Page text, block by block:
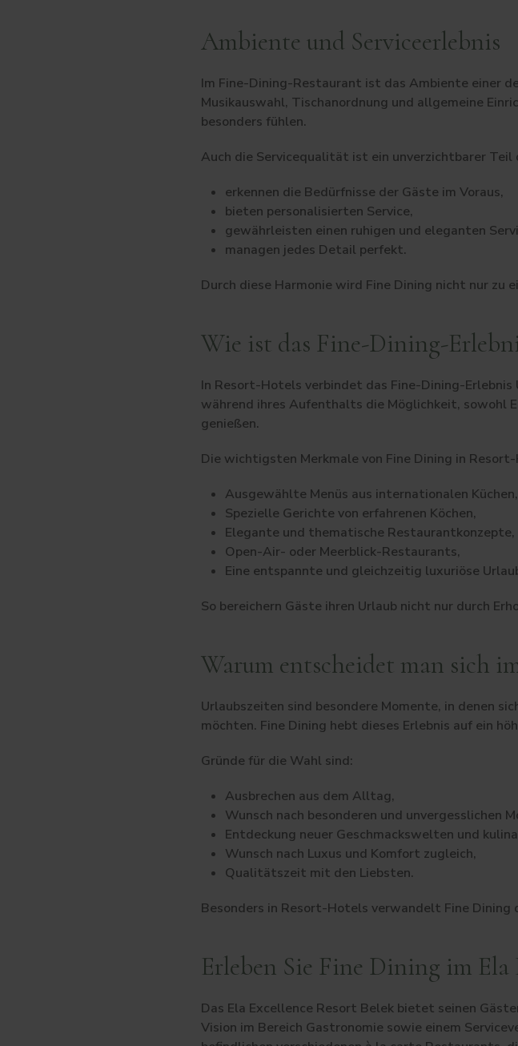
Ambiente und Serviceerlebnis
Im Fine-Dining-Restaurant ist das Ambiente einer
Musikauswahl, Tischanordnung und allgemeine
besonders fühlen.
Auch die Servicequalität ist ein unverzichtbarer Teil
erkennen die Bedürfnisse der Gäste im Voraus,
bieten personalisierten Service,
gewährleisten einen ruhigen und eleganten
managen jedes Detail perfekt.
Durch diese Harmonie wird Fine Dining nicht nur zu
Wie ist das Fine-Dining-
In Resort-Hotels verbindet das Fine-Dining-
während ihres Aufenthalts die Möglichkeit, sowohl
genießen.
Die wichtigsten Merkmale von Fine Dining in
Ausgewählte Menüs aus internationalen Küchen,
Spezielle Gerichte von erfahrenen Köchen,
Elegante und thematische Restaurantkonzepte,
Open-Air- oder Meerblick-Restaurants,
Eine entspannte und gleichzeitig luxuriöse
So bereichern Gäste ihren Urlaub nicht nur durch
Warum entscheidet man sich
Urlaubszeiten sind besondere Momente, in denen
möchten. Fine Dining hebt dieses Erlebnis auf ein
Gründe für die Wahl sind:
Ausbrechen aus dem Alltag,
Wunsch nach besonderen und unvergesslichen
Entdeckung neuer Geschmackswelten und
Wunsch nach Luxus und Komfort zugleich,
Qualitätszeit mit den Liebsten.
Besonders in Resort-Hotels verwandelt Fine Dining
Erleben Sie Fine Dining im Ela
Das Ela Excellence Resort Belek bietet seinen
Vision im Bereich Gastronomie sowie einem